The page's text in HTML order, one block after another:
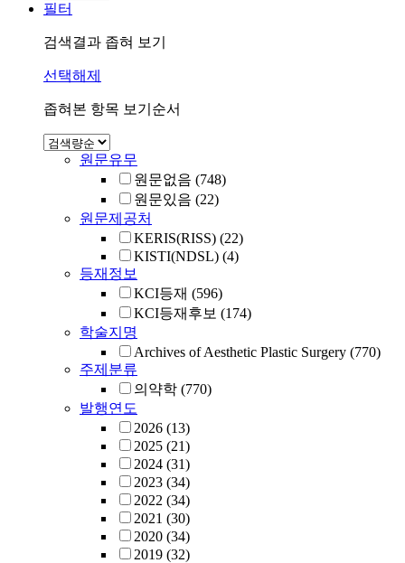
필터
검색결과 좁혀 보기
선택해제
좁혀본 항목 보기순서
원문유무
원문없음 (748)
원문있음 (22)
원문제공처
KERIS(RISS) (22)
KISTI(NDSL) (4)
등재정보
KCI등재 (596)
KCI등재후보 (174)
학술지명
Archives of Aesthetic Plastic Surgery (770)
주제분류
의약학 (770)
발행연도
2026 (13)
2025 (21)
2024 (31)
2023 (34)
2022 (34)
2021 (30)
2020 (34)
2019 (32)